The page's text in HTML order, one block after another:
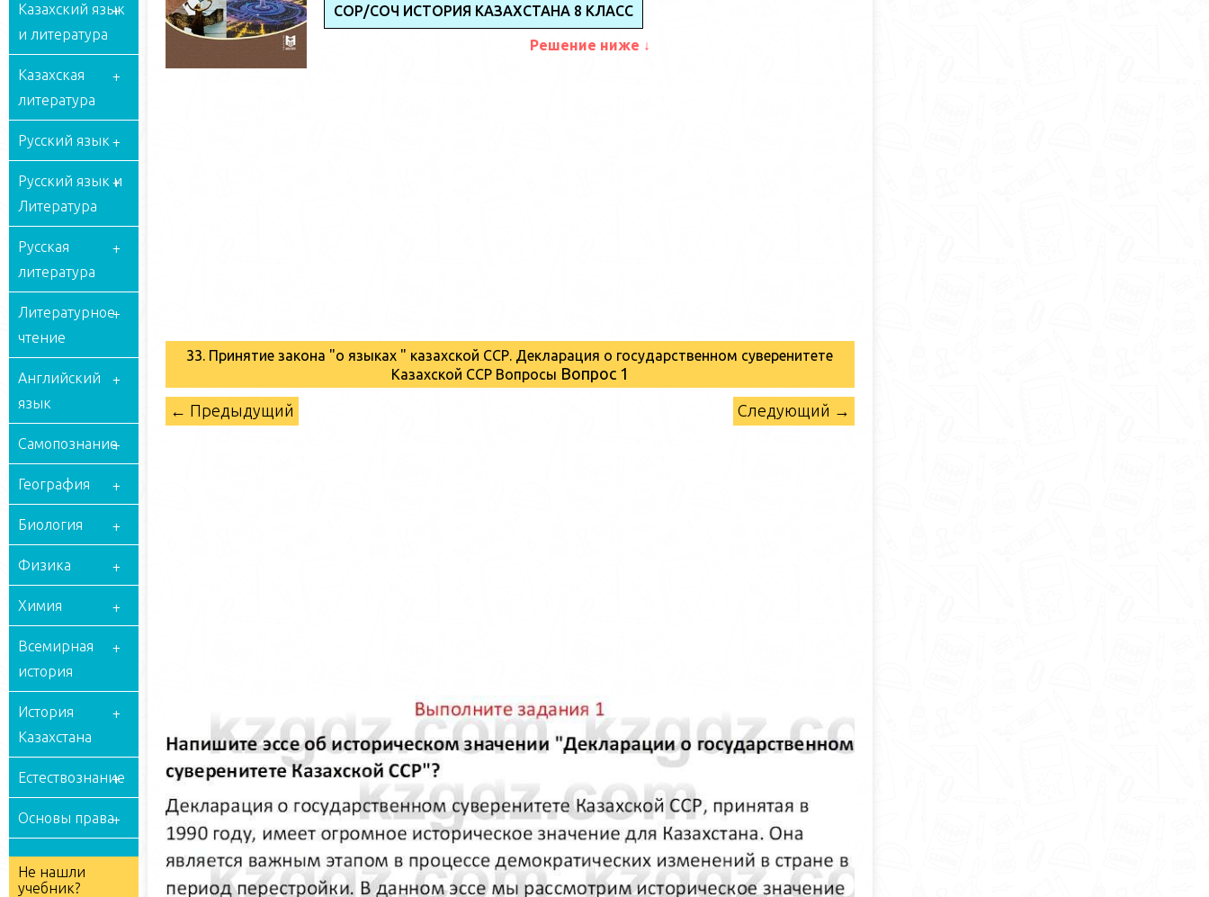
Казахский язык
и литература
Казахская
литература
Русский язык
Русский язык и
Литература
Русская
литература
Литературное
чтение
Английский
язык
Самопознание
География
Биология
Физика
Химия
Всемирная
история
История
Казахстана
Естествознание
Основы права
Не нашли
учебник?
СОР/СОЧ ИСТОРИЯ КАЗАХСТАНА 8 КЛАСС
Решение ниже ↓
33. Принятие закона "о языках " казахской ССР. Декларация о государственном суверенитете
Казахской ССР Вопросы Вопрос 1
← Предыдущий Следующий →